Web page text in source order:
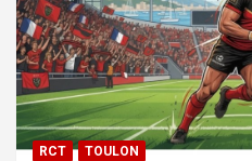
RCT TOULON